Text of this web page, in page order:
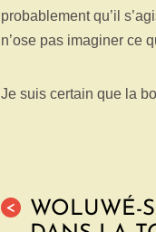
probablement qu’il
n’ose pas imaginer ce
Je suis certain que la
<
WOLUWÉ-